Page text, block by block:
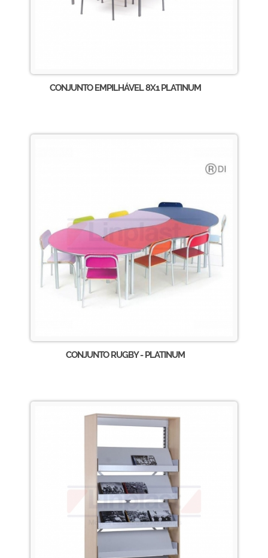
CONJUNTO EMPILHÁVEL 8X1 PLATINUM
CONJUNTO RUGBY - PLATINUM